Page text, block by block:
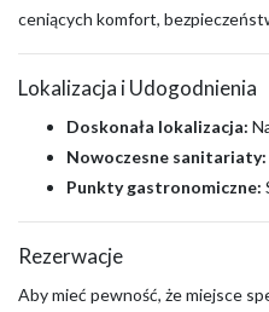
ceniących komfort,
Lokalizacja i Udogodnienia
Doskonała lokalizacja:
Nowoczesne sanitariaty:
Punkty gastronomiczne:
Rezerwacje
Aby mieć pewność, że miejsce